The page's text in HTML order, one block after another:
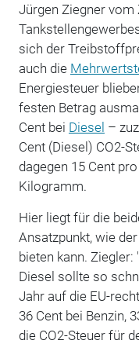
Jürgen Ziegner vom
sich der
auch die
Energiesteuer
festen Betrag
Cent bei Diesel –
Cent (Diesel) CO2-
dagegen 15 Cent
Kilogramm.
Hier liegt für die
Ansatzpunkt, wie
bieten kann.
Diesel sollte so
Jahr auf die EU-
36 Cent bei Benzin,
die CO2-Steuer für